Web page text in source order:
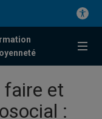
faire et
: